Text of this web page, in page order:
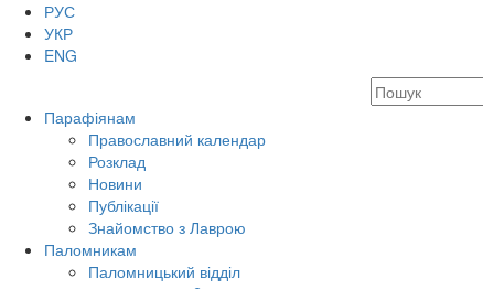
РУС
УКР
ENG
Парафіянам
Православний календар
Розклад
Новини
Публікації
Знайомство з Лаврою
Паломникам
Паломницький відділ